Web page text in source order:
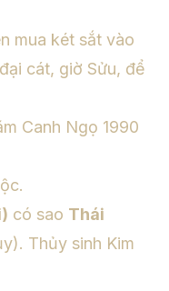
mua két sắt vào
cát, giờ Sửu, để
Canh Ngọ 1990
có sao Thái
Thủy sinh Kim